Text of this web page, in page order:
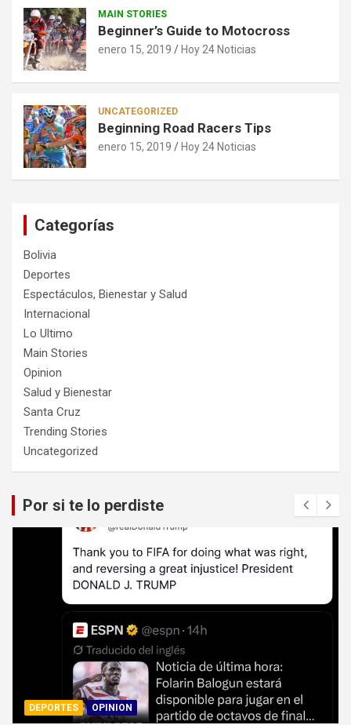
MAIN STORIES
Beginner’s Guide to Motocross
enero 15, 2019 Hoy 24 Noticias
UNCATEGORIZED
Beginning Road Racers Tips
enero 15, 2019 Hoy 24 Noticias
Categorías
Bolivia
Deportes
Espectáculos, Bienestar y Salud
Internacional
Lo Ultimo
Main Stories
Opinion
Salud y Bienestar
Santa Cruz
Trending Stories
Uncategorized
Por si te lo perdiste
DEPORTES OPINION